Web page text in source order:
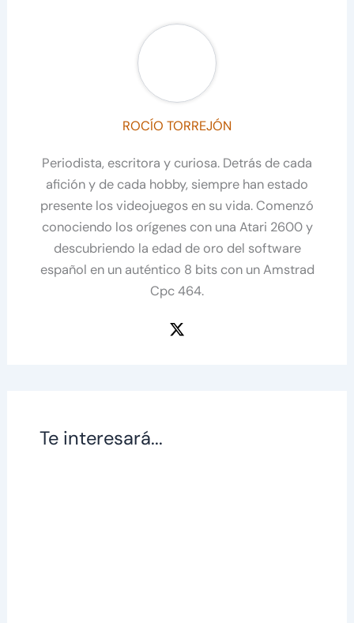
ROCÍO TORREJÓN
Periodista, escritora y curiosa. Detrás de cada
afición y de cada hobby, siempre han estado
presente los videojuegos en su vida. Comenzó
conociendo los orígenes con una Atari 2600 y
descubriendo la edad de oro del software
español en un auténtico 8 bits con un Amstrad
Cpc 464.
Te interesará...